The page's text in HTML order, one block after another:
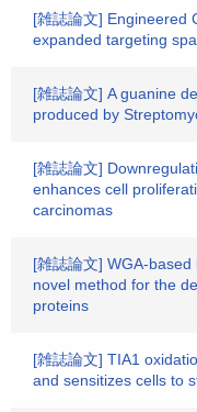
[雑誌論文] Engineered
expanded targeting
[雑誌論文] A guanine
produced by
[雑誌論文]
enhances cell
carcinomas
[雑誌論文] WGA-
novel method for the
proteins
[雑誌論文] TIA1
and sensitizes cells to